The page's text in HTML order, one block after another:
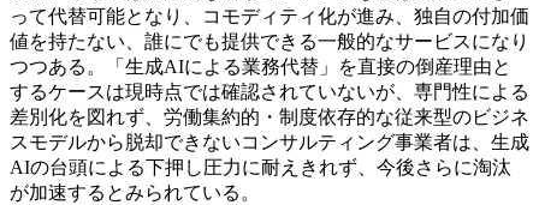
って代替可能となり、コモディティ化が進み、独自の付加価
値を持たない、誰にでも提供できる一般的なサービスになり
つつある。「生成AIによる業務代替」を直接の倒産理由と
するケースは現時点では確認されていないが、専門性による
差別化を図れず、労働集約的・制度依存的な従来型のビジネ
スモデルから脱却できないコンサルティング事業者は、生成
AIの台頭による下押し圧力に耐えきれず、今後さらに淘汰
が加速するとみられている。